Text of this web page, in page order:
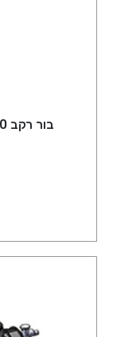
בור רקב 2000 ליטר כניסה / יציאה "6 רוטוניב